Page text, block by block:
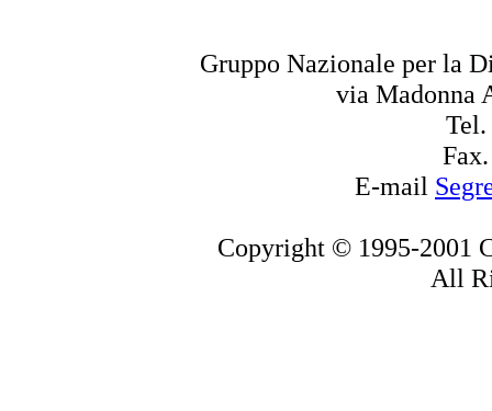
Gruppo Nazionale per la
via Madonna
Tel.
E-mail
Copyright © 1995-2001
All